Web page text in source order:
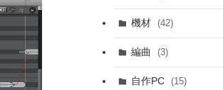
機材 (42)
編曲 (3)
自作PC (15)